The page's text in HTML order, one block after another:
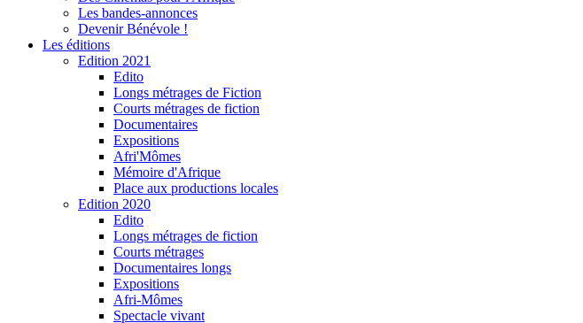
Les bandes-annonces
Devenir Bénévole !
Les éditions
Edition 2021
Edito
Longs métrages de Fiction
Courts métrages de fiction
Documentaires
Expositions
Afri'Mômes
Mémoire d'Afrique
Place aux productions locales
Edition 2020
Edito
Longs métrages de fiction
Courts métrages
Documentaires longs
Expositions
Afri-Mômes
Spectacle vivant